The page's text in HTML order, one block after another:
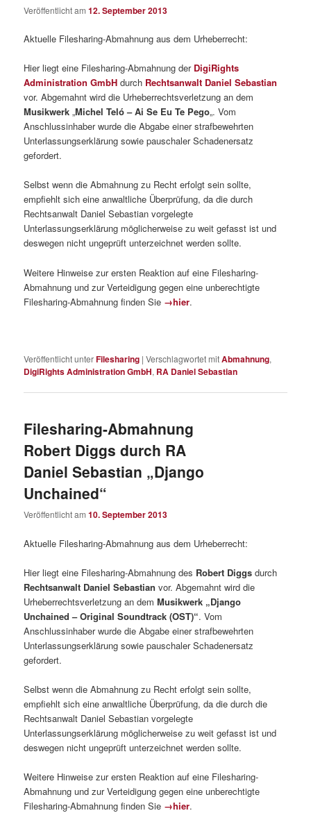
Veröffentlicht am12. September 2013
Aktuelle Filesharing-Abmahnung aus dem Urheberrecht:
Hier liegt eine Filesharing-Abmahnung der DigiRights
Administration GmbH durch Rechtsanwalt Daniel Sebastian
vor. Abgemahnt wird die Urheberrechtsverletzung an dem
Musikwerk„Michel Teló – Ai Se Eu Te Pego„. Vom
Anschlussinhaber wurde die Abgabe einer strafbewehrten
Unterlassungserklärung sowie pauschaler Schadenersatz
gefordert.
Selbst wenn die Abmahnung zu Recht erfolgt sein sollte,
empfiehlt sich eine anwaltliche Überprüfung, da die durch
Rechtsanwalt Daniel Sebastian vorgelegte
Unterlassungserklärung möglicherweise zu weit gefasst ist und
deswegen nicht ungeprüft unterzeichnet werden sollte.
Weitere Hinweise zur ersten Reaktion auf eine Filesharing-
Abmahnung und zur Verteidigung gegen eine unberechtigte
Filesharing-Abmahnung finden Sie →hier.
Veröffentlicht unterFilesharing |Verschlagwortet mitAbmahnung,
DigiRights Administration GmbH, RA Daniel Sebastian
Filesharing-Abmahnung
Robert Diggs durch RA
Daniel Sebastian „Django
Unchained“
Veröffentlicht am10. September 2013
Aktuelle Filesharing-Abmahnung aus dem Urheberrecht:
Hier liegt eine Filesharing-Abmahnung des Robert Diggs durch
Rechtsanwalt Daniel Sebastian vor. Abgemahnt wird die
Urheberrechtsverletzung an demMusikwerk „Django
Unchained – Original Soundtrack (OST)“. Vom
Anschlussinhaber wurde die Abgabe einer strafbewehrten
Unterlassungserklärung sowie pauschaler Schadenersatz
gefordert.
Selbst wenn die Abmahnung zu Recht erfolgt sein sollte,
empfiehlt sich eine anwaltliche Überprüfung, da die durch die
Rechtsanwalt Daniel Sebastian vorgelegte
Unterlassungserklärung möglicherweise zu weit gefasst ist und
deswegen nicht ungeprüft unterzeichnet werden sollte.
Weitere Hinweise zur ersten Reaktion auf eine Filesharing-
Abmahnung und zur Verteidigung gegen eine unberechtigte
Filesharing-Abmahnung finden Sie →hier.